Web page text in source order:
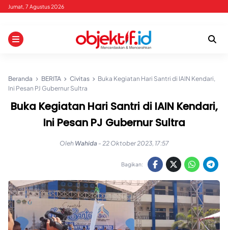
Skip
content
Jumat, 7 Agustus 2026
Beranda BERITA Civitas
Buka Kegiatan Hari Santri di IAIN Kendari,
Ini Pesan PJ Gubernur Sultra
Buka Kegiatan Hari Santri di IAIN Kendari,
Ini Pesan PJ Gubernur Sultra
Oleh Wahida - 22 Oktober 2023, 17:57
Bagikan: